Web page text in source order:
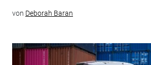
von Deborah Baran